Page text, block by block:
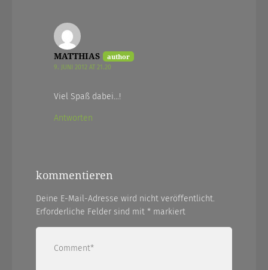
MATTHIAS
9. JUNI 2012 AT 21.20
Viel Spaß dabei…!
Antworten
kommentieren
Deine E-Mail-Adresse wird nicht veröffentlicht.
Erforderliche Felder sind mit * markiert